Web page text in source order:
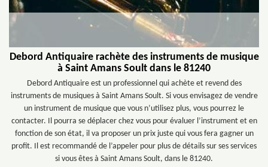
Debord Antiquaire rachète des instruments de musique
à Saint Amans Soult dans le 81240
Debord Antiquaire est un professionnel qui achète et revend des
instruments de musiques à Saint Amans Soult. Si vous envisagez de vendre
un instrument de musique que vous n’utilisez plus, vous pourrez le
contacter. Il pourra se déplacer chez vous pour évaluer l’instrument et en
fonction de son état, il va proposer un prix juste qui vous fera gagner un
profit. Il est recommandé de l’appeler pour plus de détails sur ses services
si vous êtes à Saint Amans Soult, dans le 81240.